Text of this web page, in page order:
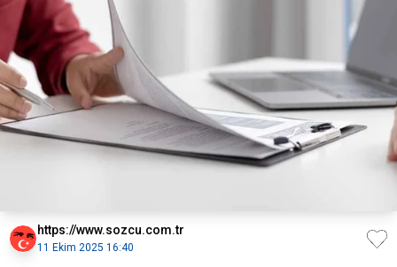
https://www.sozcu.com.tr
11 Ekim 2025 16:40